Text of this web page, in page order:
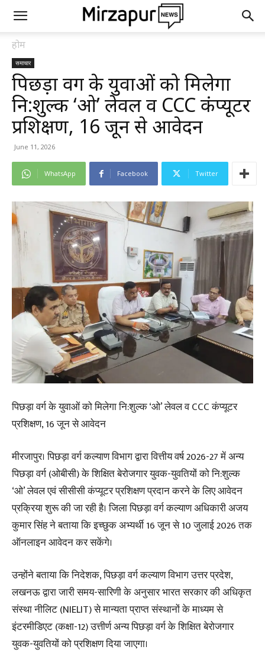
होम
समाचार
पिछड़ा वर्ग के युवाओं को मिलेगा
नि:शुल्क ‘ओ’ लेवल व CCC कंप्यूटर
प्रशिक्षण, 16 जून से आवेदन
June 11, 2026
WhatsApp Facebook Twitter
पिछड़ा वर्ग के युवाओं को मिलेगा नि:शुल्क ‘ओ’ लेवल व CCC कंप्यूटर
प्रशिक्षण, 16 जून से आवेदन
मीरजापुर। पिछड़ा वर्ग कल्याण विभाग द्वारा वित्तीय वर्ष 2026-27 में अन्य
पिछड़ा वर्ग (ओबीसी) के शिक्षित बेरोजगार युवक-युवतियों को नि:शुल्क
‘ओ’ लेवल एवं सीसीसी कंप्यूटर प्रशिक्षण प्रदान करने के लिए आवेदन
प्रक्रिया शुरू की जा रही है। जिला पिछड़ा वर्ग कल्याण अधिकारी अजय
कुमार सिंह ने बताया कि इच्छुक अभ्यर्थी 16 जून से 10 जुलाई 2026 तक
ऑनलाइन आवेदन कर सकेंगे।
उन्होंने बताया कि निदेशक, पिछड़ा वर्ग कल्याण विभाग उत्तर प्रदेश,
लखनऊ द्वारा जारी समय-सारिणी के अनुसार भारत सरकार की अधिकृत
संस्था नीलिट (NIELIT) से मान्यता प्राप्त संस्थानों के माध्यम से
इंटरमीडिएट (कक्षा-12) उत्तीर्ण अन्य पिछड़ा वर्ग के शिक्षित बेरोजगार
युवक-युवतियों को प्रशिक्षण दिया जाएगा।